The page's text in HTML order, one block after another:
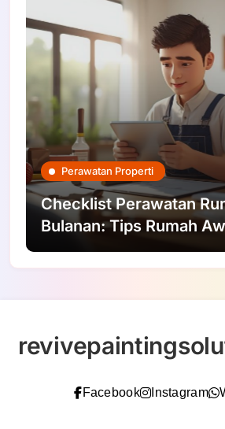
Perawatan Properti
Checklist Perawatan
Bulanan: Tips Rumah
Facebook Instagram